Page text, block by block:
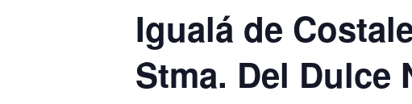
Igualá de
Stma. Del Dulce